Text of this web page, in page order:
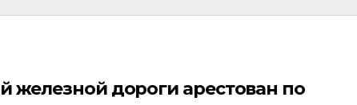
железной дороги арестован по